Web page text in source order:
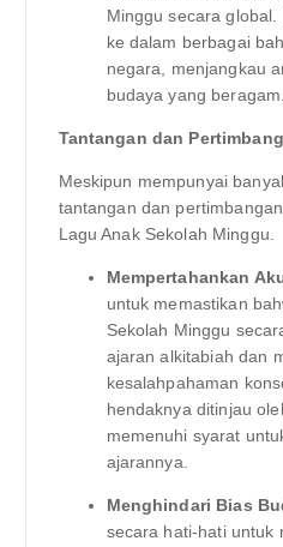
Minggu secara
ke dalam berbagai
negara, menjangkau
budaya yang beragam.
Tantangan dan
Meskipun mempunyai
tantangan dan
Lagu Anak Sekolah Minggu.
Mempertahankan
untuk memastikan
Sekolah Minggu
ajaran alkitabiah dan
kesalahpahaman
hendaknya ditinjau
memenuhi syarat
ajarannya.
Menghindari Bias
secara hati-hati untuk